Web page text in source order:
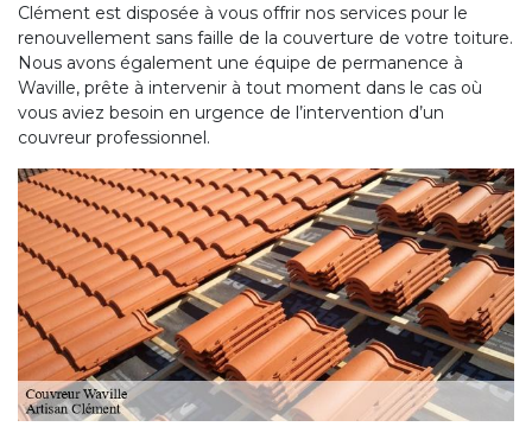
Clément est disposée à vous offrir nos services pour le
renouvellement sans faille de la couverture de votre toiture.
Nous avons également une équipe de permanence à
Waville, prête à intervenir à tout moment dans le cas où
vous aviez besoin en urgence de l’intervention d’un
couvreur professionnel.